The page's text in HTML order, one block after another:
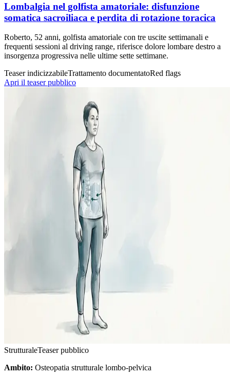
Lombalgia nel golfista amatoriale: disfunzione
somatica sacroiliaca e perdita di rotazione toracica
Roberto, 52 anni, golfista amatoriale con tre uscite settimanali e
frequenti sessioni al driving range, riferisce dolore lombare destro a
insorgenza progressiva nelle ultime sette settimane.
Teaser indicizzabileTrattamento documentatoRed flags
Apri il teaser pubblico
StrutturaleTeaser pubblico
Ambito: Osteopatia strutturale lombo-pelvica